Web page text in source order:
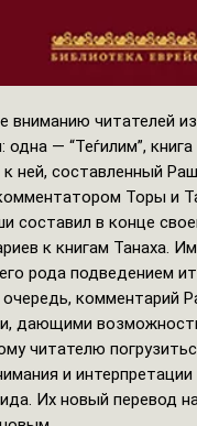
вниманию читателей
одна — “Теѓилим”,
ней, составленный
Торы и
составил в конце
к книгам Танаха.
рода подведением
комментарий
дающими
читателю
и
Их новый перевод